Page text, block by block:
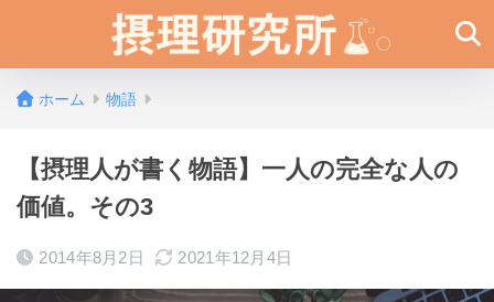
ホーム 物語
【摂理人が書く物語】一人の完全な人の
価値。その3
2014年8月2日 2021年12月4日